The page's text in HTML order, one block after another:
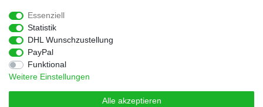
Essenziell
Statistik
DHL Wunschzustellung
PayPal
Funktional
Weitere Einstellungen
Alle akzeptieren